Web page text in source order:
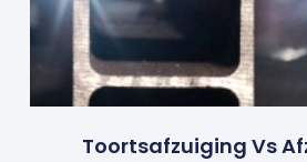
Toortsafzuiging Vs